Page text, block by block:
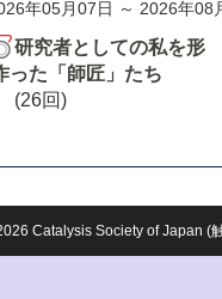
年05月07日 ～ 2026年08
研究者としての私を形
った「師匠」たち
(26回)
Catalysis Society of Japan (